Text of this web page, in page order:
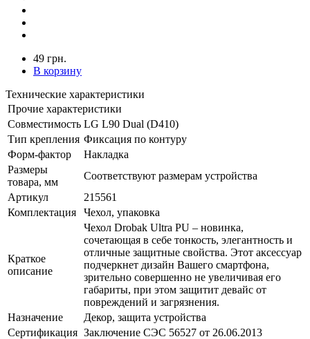
49 грн.
В корзину
Технические характеристики
Прочие характеристики
Совместимость LG L90 Dual (D410)
Тип крепления Фиксация по контуру
Форм-фактор
Накладка
Размеры
товара, мм
Соответствуют размерам устройства
Артикул
215561
Комплектация
Чехол, упаковка
Краткое
описание
Чехол Drobak Ultra PU – новинка,
сочетающая в себе тонкость, элегантность и
отличные защитные свойства. Этот аксессуар
подчеркнет дизайн Вашего смартфона,
зрительно совершенно не увеличивая его
габариты, при этом защитит девайс от
повреждений и загрязнения.
Назначение
Декор, защита устройства
Сертификация Заключение СЭС 56527 от 26.06.2013